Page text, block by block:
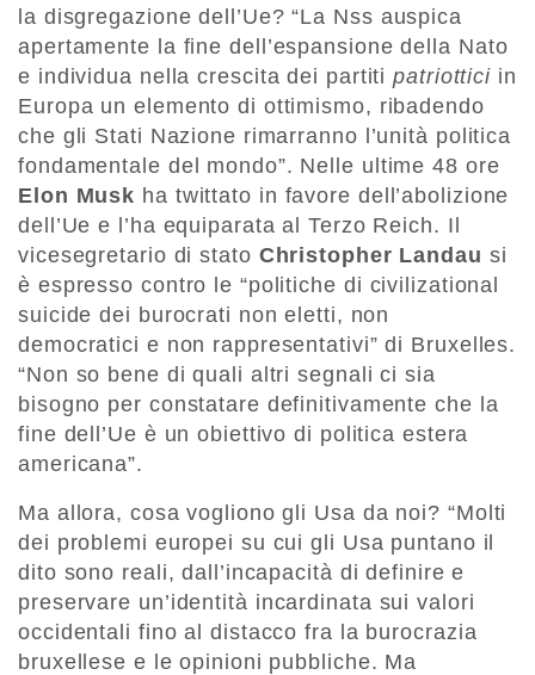
la disgregazionedell’Ue?“La Nss auspica
apertamente la fine dell’espansione della Nato
e individua nella crescita dei partitipatriottici in
Europa un elemento di ottimismo, ribadendo
che gli Stati Nazione rimarranno l’unità politica
fondamentale del mondo”. Nelle ultime 48 ore
Elon Musk ha twittato in favore dell’abolizione
dell’Ue e l’ha equiparata al Terzo Reich. Il
vicesegretario di stato Christopher Landau si
è espresso contro le “politiche di civilizational
suicide dei burocrati non eletti, non
democratici e non rappresentativi” di Bruxelles.
“Non so bene di quali altri segnali ci sia
bisogno per constatare definitivamente che la
fine dell’Ue è un obiettivo di politica estera
americana”.
Ma allora, cosa vogliono gli Usa da noi? “Molti
dei problemi europei su cui gli Usa puntano il
dito sono reali, dall’incapacità di definire e
preservare un’identità incardinata sui valori
occidentali fino al distacco fra la burocrazia
bruxellese e le opinioni pubbliche. Ma